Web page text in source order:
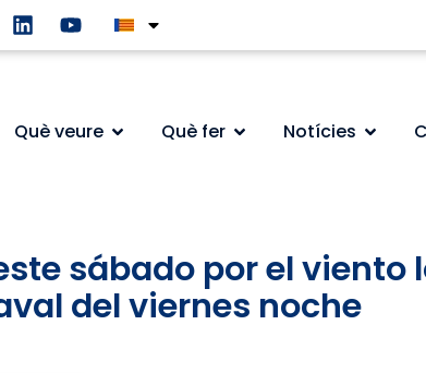
Què veure Què fer Notícies
sábado por el viento
del viernes noche